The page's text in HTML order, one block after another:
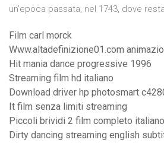
un’epoca passata, nel 1743, dove resta
Film carl morck
Www.altadefinizione01.com
Hit mania dance progressive 1996
Streaming film hd italiano
Download driver hp photosmart
It film senza limiti streaming
Piccoli brividi 2 film completo
Dirty dancing streaming english